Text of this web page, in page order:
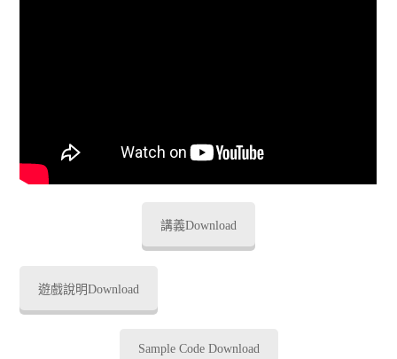
講義Download
遊戲說明Download
Sample Code Download